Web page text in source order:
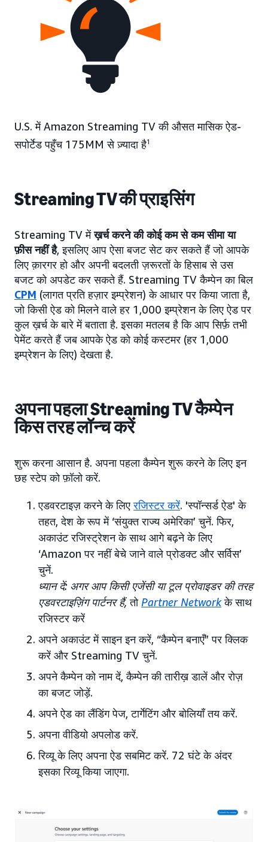
U.S. में Amazon Streaming TV की औसत मासिक ऐड-
सपोर्टेड पहुँच 175MM से ज़्यादा है1
Streaming TV की प्राइसिंग
Streaming TV मेंख़र्च करने की कोई कम से कम सीमा या
फ़ीस नहीं है, इसलिए आप ऐसा बजट सेट कर सकते हैं जो आपके
लिए क़ारगर हो और अपनी बदलती ज़रूरतों के हिसाब से उस
बजट को अपडेट कर सकते हैं. Streaming TV कैम्पेन का बिल
CPM (लागत प्रति हज़ार इम्प्रेशन) के आधार पर किया जाता है,
जो किसी ऐड को मिलने वाले हर 1,000 इम्प्रेशन के लिए ऐड पर
कुल ख़र्च के बारे में बताता है. इसका मतलब है कि आप सिर्फ़ तभी
पेमेंट करते हैं जब आपके ऐड को कोई कस्टमर (हर 1,000
इम्प्रेशन के लिए) देखता है.
अपना पहला Streaming TV कैम्पेन
किस तरह लॉन्च करें
शुरू करना आसान है. अपना पहला कैम्पेन शुरू करने के लिए इन
छह स्टेप को फ़ॉलो करें.
एडवरटाइज़ करने के लिएरजिस्टर करें. 'स्पॉन्सर्ड ऐड' के
तहत, देश के रूप में ‘संयुक्त राज्य अमेरिका’ चुनें. फिर,
अकाउंट रजिस्ट्रेशन के साथ आगे बढ़ने के लिए
‘Amazon पर नहीं बेचे जाने वाले प्रोडक्ट और सर्विस’
चुनें.
ध्यान दें: अगर आप किसी एजेंसी या टूल प्रोवाइडर की तरह
एडवरटाइज़िंग पार्टनर हैं,तो Partner Networkके साथ
रजिस्टर करें
अपने अकाउंट में साइन इन करें, “कैम्पेन बनाएँ” पर क्लिक
करें और Streaming TV चुनें.
अपने कैम्पेन को नाम दें, कैम्पेन की तारीख़ डालें और रोज़
का बजट जोड़ें.
अपने ऐड का लैंडिंग पेज, टार्गेटिंग और बोलियाँ तय करें.
अपना वीडियो अपलोड करें.
रिव्यू के लिए अपना ऐड सबमिट करें. 72 घंटे के अंदर
इसका रिव्यू किया जाएगा.